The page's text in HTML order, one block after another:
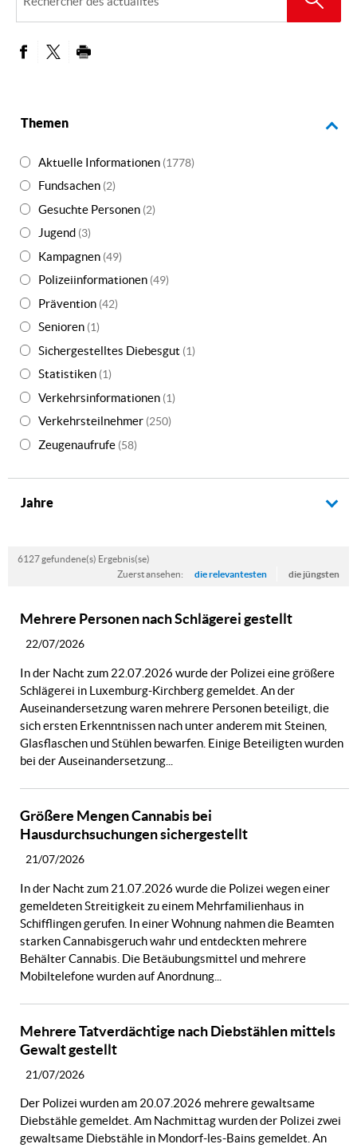
des
actualités
Themen
Aktuelle Informationen (1778)
Fundsachen (2)
Gesuchte Personen (2)
Jugend (3)
Kampagnen (49)
Polizeiinformationen (49)
Prävention (42)
Senioren (1)
Sichergestelltes Diebesgut (1)
Statistiken (1)
Verkehrsinformationen (1)
Verkehrsteilnehmer (250)
Zeugenaufrufe (58)
Jahre
6127 gefundene(s) Ergebnis(se)
Zuerst ansehen:
die relevantesten die jüngsten
Mehrere Personen nach Schlägerei gestellt
22/07/2026
In der Nacht zum 22.07.2026 wurde der Polizei eine größere
Schlägerei in Luxemburg-Kirchberg gemeldet. An der
Auseinandersetzung waren mehrere Personen beteiligt, die
sich ersten Erkenntnissen nach unter anderem mit Steinen,
Glasflaschen und Stühlen bewarfen. Einige Beteiligten wurden
bei der Auseinandersetzung...
Größere Mengen Cannabis bei
Hausdurchsuchungen sichergestellt
21/07/2026
In der Nacht zum 21.07.2026 wurde die Polizei wegen einer
gemeldeten Streitigkeit zu einem Mehrfamilienhaus in
Schifflingen gerufen. In einer Wohnung nahmen die Beamten
starken Cannabisgeruch wahr und entdeckten mehrere
Behälter Cannabis. Die Betäubungsmittel und mehrere
Mobiltelefone wurden auf Anordnung...
Mehrere Tatverdächtige nach Diebstählen mittels
Gewalt gestellt
21/07/2026
Der Polizei wurden am 20.07.2026 mehrere gewaltsame
Diebstähle gemeldet. Am Nachmittag wurden der Polizei zwei
gewaltsame Diebstähle in Mondorf-les-Bains gemeldet. An